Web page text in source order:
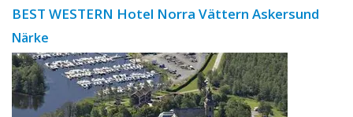
BEST WESTERN Hotel Norra Vättern Askersund
Närke